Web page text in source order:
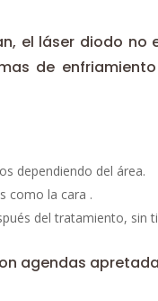
el láser diodo
de
dependiendo del área.
como la cara .
del tratamiento, sin
agendas